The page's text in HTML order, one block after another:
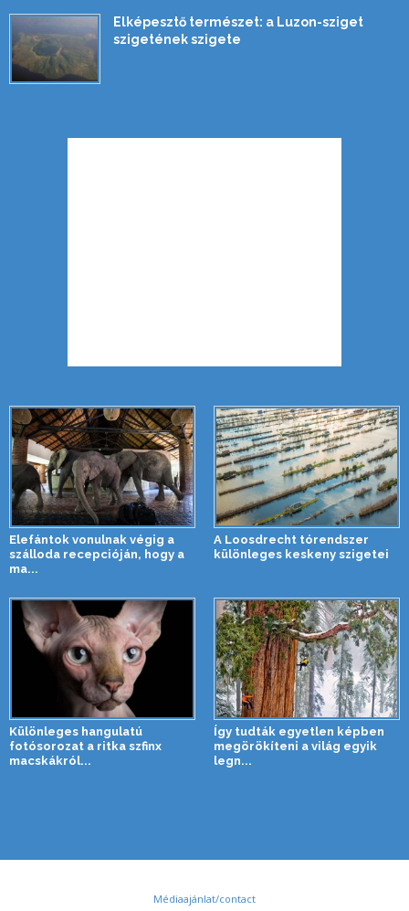
Elképesztő természet: a Luzon-sziget
szigetének szigete
Elefántok vonulnak végig a
szálloda recepcióján, hogy a
ma...
A Loosdrecht tórendszer
különleges keskeny szigetei
Különleges hangulatú
fotósorozat a ritka szfinx
macskákról...
Így tudták egyetlen képben
megörökíteni a világ egyik
legn...
Médiaajánlat/contact